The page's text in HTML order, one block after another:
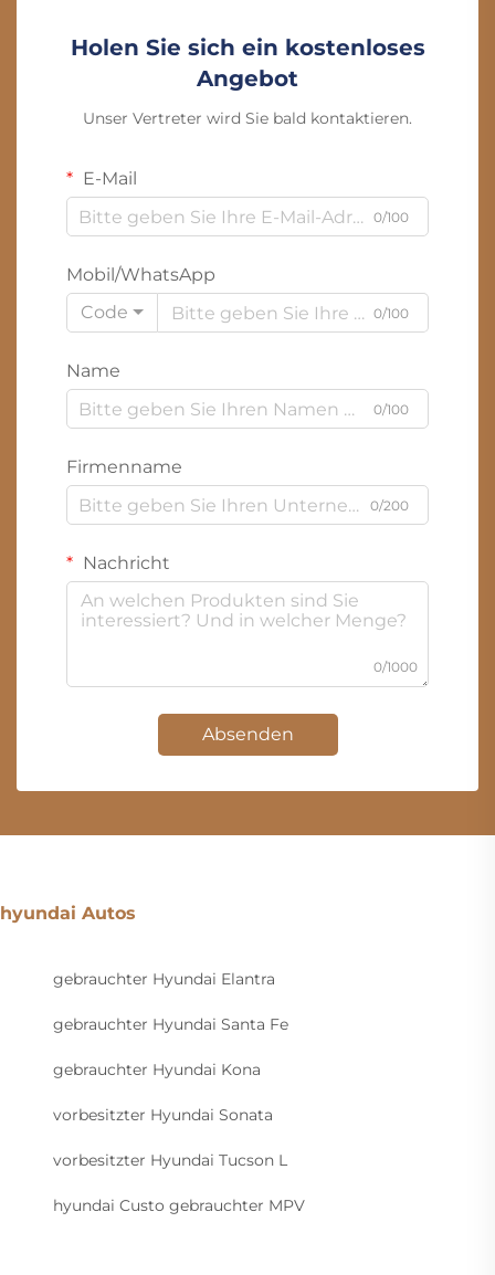
Holen Sie sich ein kostenloses
Angebot
Unser Vertreter wird Sie bald kontaktieren.
E-Mail
0/100
Mobil/WhatsApp
Code
0/100
Name
0/100
Firmenname
0/200
Nachricht
0/1000
Absenden
hyundai Autos
gebrauchter Hyundai Elantra
gebrauchter Hyundai Santa Fe
gebrauchter Hyundai Kona
vorbesitzter Hyundai Sonata
vorbesitzter Hyundai Tucson L
hyundai Custo gebrauchter MPV